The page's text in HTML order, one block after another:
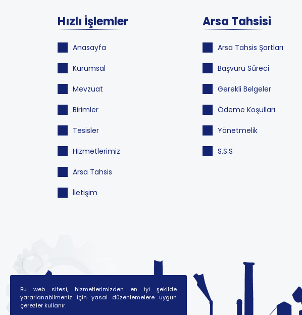
Hızlı İşlemler
Anasayfa
Kurumsal
Mevzuat
Birimler
Tesisler
Hizmetlerimiz
Arsa Tahsis
İletişim
Arsa Tahsisi
Arsa Tahsis Şartları
Başvuru Süreci
Gerekli Belgeler
Ödeme Koşulları
Yönetmelik
S.S.S
Bu web sitesi, hizmetlerimizden en iyi şekilde
yararlanabilmeniz için yasal düzenlemelere uygun
çerezler kullanır.